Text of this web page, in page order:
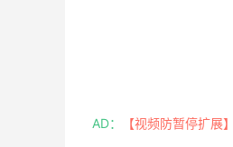
AD： 【视频防暂停扩展】